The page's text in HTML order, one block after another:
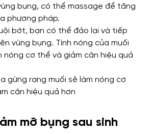
bụng, có thể massage để tăng
phương pháp.
bớt, bạn có thể đảo lại và tiếp
vùng bụng. Tính nóng của muối
nóng cơ thể và giảm cân hiệu quả
gừng rang muối sẽ làm nóng cơ
cân hiệu quả hơn
mỡ bụng sau sinh